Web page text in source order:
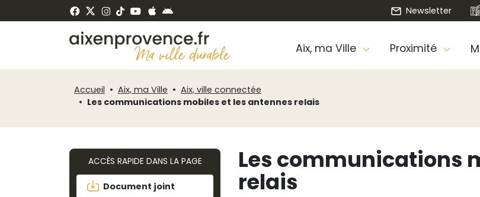
Newsletter
Aix, ma Ville Proximité
Accueil Aix, ma Ville
Aix, ville connectée
Les communications mobiles et les antennes relais
ACCÈS RAPIDE DANS LA PAGE
Document joint
Les communications
relais
de
Panneau de gestion des cookies